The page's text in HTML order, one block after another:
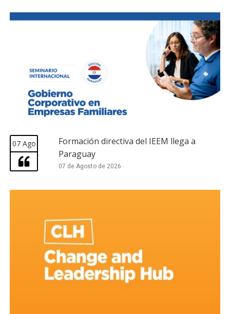
07 Ago
Formación directiva del IEEM llega a
Paraguay
07 de Agosto de 2026